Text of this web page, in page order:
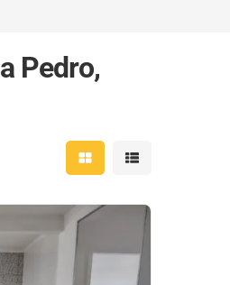
Pedro,
Mostrar resultados em
Mostrar